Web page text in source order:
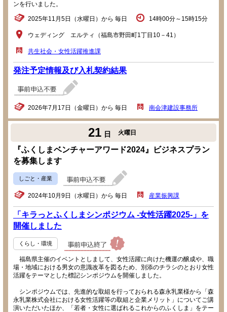
ンを行いました。
2025年11月5日（水曜日）から 毎日 14時00分～15時15分
ウェディング エルティ（福島市野田町1丁目10－41）
共生社会・女性活躍推進課
発注予定情報及び入札契約結果
2026年7月17日（金曜日）から 毎日 南会津建設事務所
21 日 火曜日
『ふくしまベンチャーアワード2024』ビジネスプラン
を募集します
しごと・産業
2024年10月9日（水曜日）から 毎日 産業振興課
「キラっとふくしまシンポジウム -女性活躍2025-」を
開催しました
くらし・環境
福島県主催のイベントとしまして、女性活躍に向けた機運の醸成や、職
場・地域における男女の意識改革を図るため、別添のチラシのとおり女性
活躍をテーマとした標記シンポジウムを開催しました。
シンポジウムでは、先進的な取組を行っておられる森永乳業様から「森
永乳業株式会社における女性活躍等の取組と企業メリット」についてご講
演いただいたほか、「若者・女性に選ばれるこれからのふくしま」をテー